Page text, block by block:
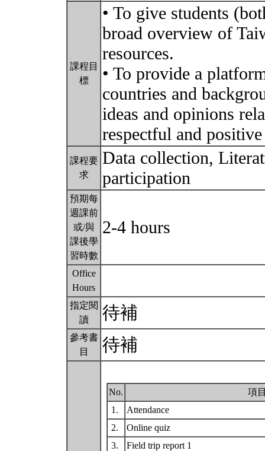
課程目
標
• To give students
broad overview of
resources.
• To provide a
countries and
ideas and opinions
respectful and
課程要
求
Data collection,
participation
預期每
週課前
或/與
課後學
習時數
2-4 hours
Office
Hours
指定閱
讀
待補
參考書
目
待補
No.
項
1.
Attendance
2.
Online quiz
3.
Field trip report 1